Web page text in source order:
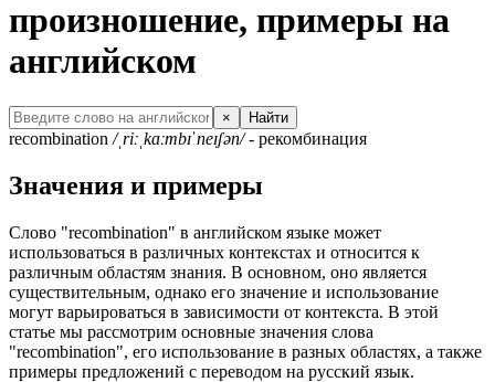
произношение, примеры на
английском
× Найти
recombination /ˌriːˌkɑːmbɪˈneɪʃən/- рекомбинация
Значения и примеры
Слово "recombination" в английском языке может
использоваться в различных контекстах и относится к
различным областям знания. В основном, оно является
существительным, однако его значение и использование
могут варьироваться в зависимости от контекста. В этой
статье мы рассмотрим основные значения слова
"recombination", его использование в разных областях, а также
примеры предложений с переводом на русский язык.